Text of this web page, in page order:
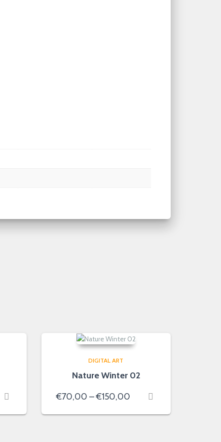
DIGITAL ART
Nature Winter 02
€70,00 –€150,00Price
€70,00